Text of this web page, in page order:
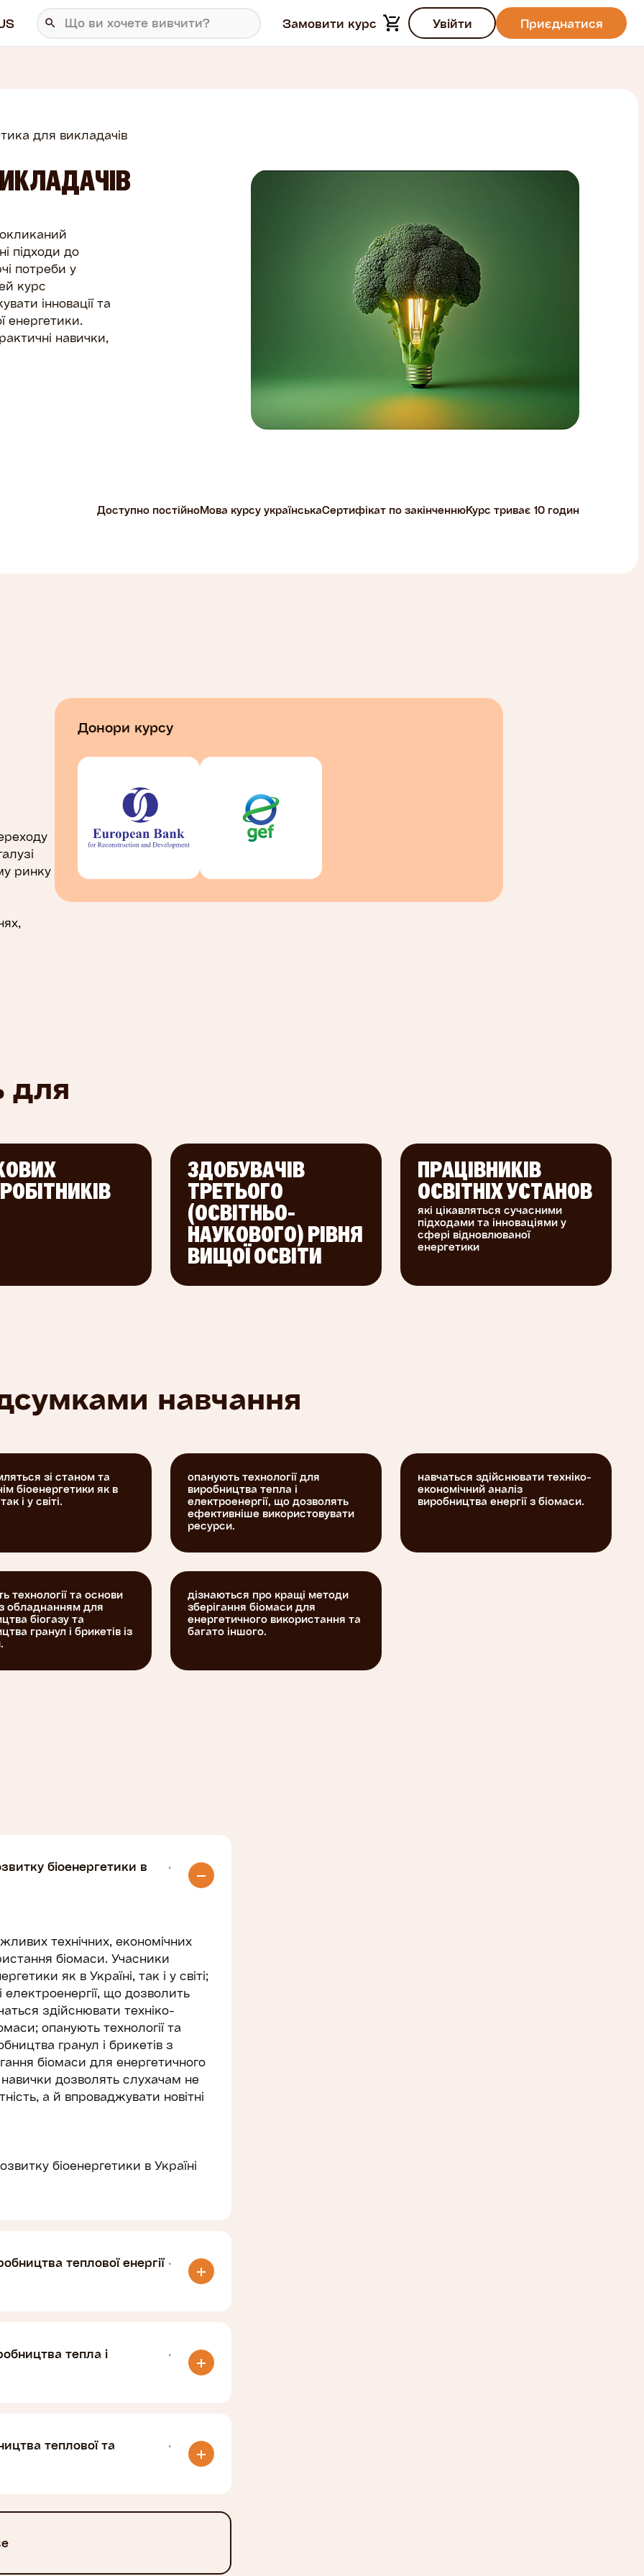
Замовити курс Увійти Приєднатися
для викладачів
підходи до
потреби у
курс
інновації та
енергетики.
навички,
Доступно постійноМова курсу українськаСертифікат по закінченнюКурс триває 10 годин
ринку
як
не
Донори курсу
для
ЗДОБУВАЧІВ
ТРЕТЬОГО
(ОСВІТНЬО-
НАУКОВОГО) РІВНЯ
ВИЩОЇ ОСВІТИ
ПРАЦІВНИКІВ
ОСВІТНІХ УСТАНОВ
які цікавляться сучасними
підходами та інноваціями у
сфері відновлюваної
енергетики
навчання
зі станом та
біоенергетики як в
і у світі.
опанують технології для
виробництва тепла і
електроенергії, що дозволять
ефективніше використовувати
ресурси.
навчаться здійснювати техніко-
економічний аналіз
виробництва енергії з біомаси.
технології та основи
обладнанням для
біогазу та
гранул і брикетів із
дізнаються про кращі методи
зберігання біомаси для
енергетичного використання та
багато іншого.
біоенергетики в
·
технічних, економічних
біомаси. Учасники
як в Україні, так і у світі;
електроенергії, що дозволить
здійснювати техніко-
опанують технології та
гранул і брикетів з
біомаси для енергетичного
дозволять слухачам не
а й впроваджувати новітні
біоенергетики в Україні
теплової енергії ·
тепла і
·
теплової та
·